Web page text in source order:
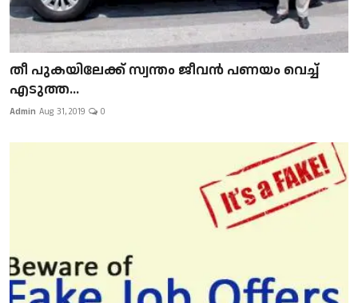
​​​​​​​തീ പുകയിലേക്ക് സ്വന്തം ജീവന്‍ പണയം വെച്ച്
എടുത്ത...
Admin Aug 31, 2019 0